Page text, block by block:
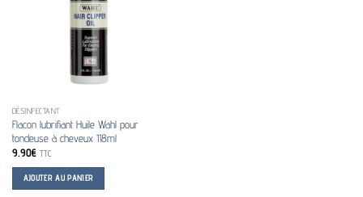
DÉSINFECTANT
Flacon lubrifiant Huile Wahl pour
tondeuse à cheveux 118ml
9.90€ TTC
AJOUTER AU PANIER